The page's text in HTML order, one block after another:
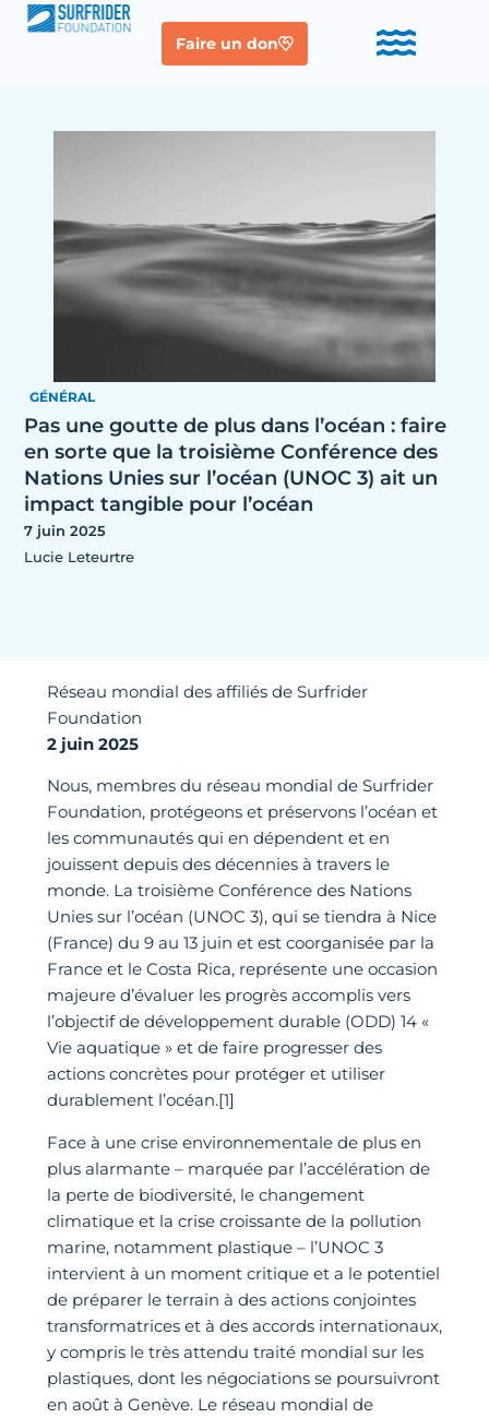
Faire un don
GÉNÉRAL
Pas une goutte de plus dans l’océan : faire
en sorte que la troisième Conférence des
Nations Unies sur l’océan (UNOC 3) ait un
impact tangible pour l’océan
7 juin 2025
Lucie Leteurtre
Réseau mondial des affiliés de Surfrider
Foundation
2 juin 2025
Nous, membres du réseau mondial de Surfrider
Foundation, protégeons et préservons l’océan et
les communautés qui en dépendent et en
jouissent depuis des décennies à travers le
monde. La troisième Conférence des Nations
Unies sur l’océan (UNOC 3), qui se tiendra à Nice
(France) du 9 au 13 juin et est coorganisée par la
France et le Costa Rica, représente une occasion
majeure d’évaluer les progrès accomplis vers
l’objectif de développement durable (ODD) 14 «
Vie aquatique » et de faire progresser des
actions concrètes pour protéger et utiliser
durablement l’océan.[1]
Face à une crise environnementale de plus en
plus alarmante – marquée par l’accélération de
la perte de biodiversité, le changement
climatique et la crise croissante de la pollution
marine, notamment plastique – l’UNOC 3
intervient à un moment critique et a le potentiel
de préparer le terrain à des actions conjointes
transformatrices et à des accords internationaux,
y compris le très attendu traité mondial sur les
plastiques, dont les négociations se poursuivront
en août à Genève. Le réseau mondial de